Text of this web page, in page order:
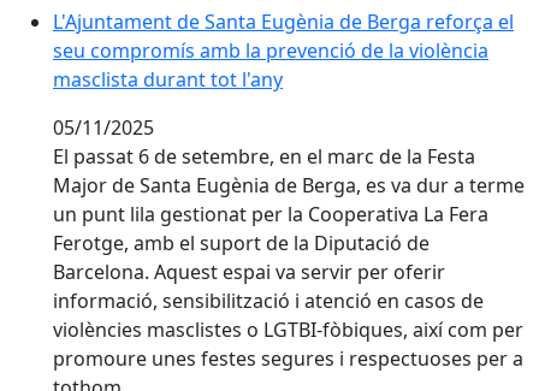
L'Ajuntament de Santa Eugènia de Berga reforça el
L'Ajuntament de Santa Eugènia de Berga reforça el
seu compromís amb la prevenció de la violència
masclista durant tot l'any
05/11/2025
El passat 6 de setembre, en el marc de la Festa
Major de Santa Eugènia de Berga, es va dur a terme
un punt lila gestionat per la Cooperativa La Fera
Ferotge, amb el suport de la Diputació de
Barcelona. Aquest espai va servir per oferir
informació, sensibilització i atenció en casos de
violències masclistes o LGTBI-fòbiques, així com per
promoure unes festes segures i respectuoses per a